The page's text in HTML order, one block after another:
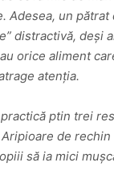
Adesea, un pătrat
distractivă, deși
orice aliment
atenția.
ptin trei
de rechin
să ia mici